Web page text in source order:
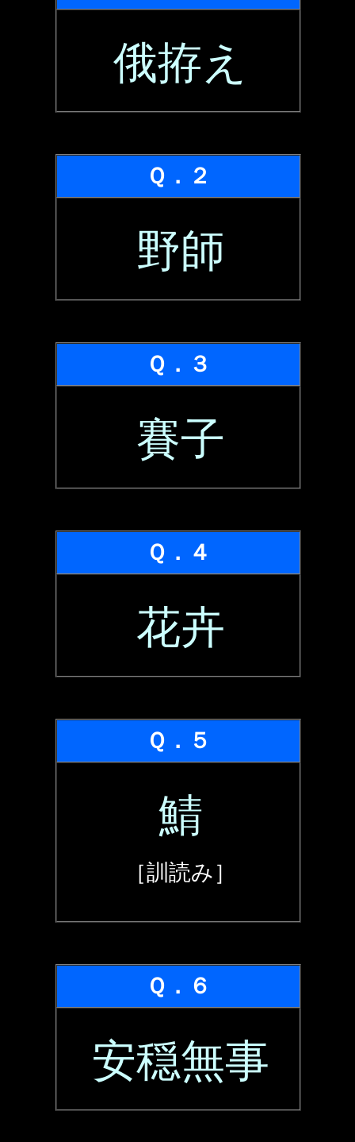
俄拵え
Ｑ．２
野師
Ｑ．３
賽子
Ｑ．４
花卉
Ｑ．５
鯖
［訓読み］
Ｑ．６
安穏無事